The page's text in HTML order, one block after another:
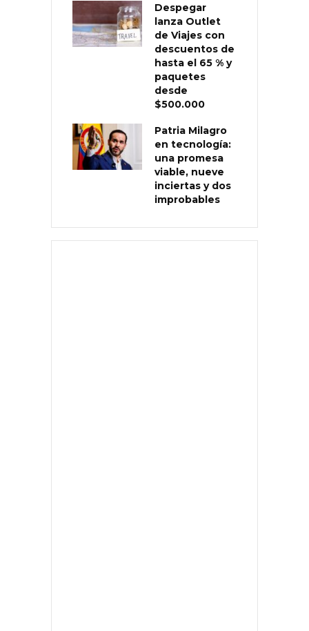
Despegar
lanza Outlet
de Viajes con
descuentos de
hasta el 65 % y
paquetes
desde
$500.000
Patria Milagro
en tecnología:
una promesa
viable, nueve
inciertas y dos
improbables